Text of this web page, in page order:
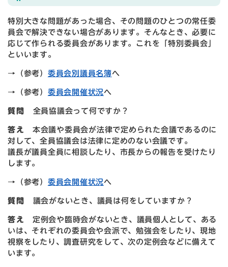
特別大きな問題があった場合、その問題のひとつの常任委
員会で解決できない場合があります。そんなとき、必要に
応じて作られる委員会があります。これを「特別委員会」
といいます。
→（参考） 委員会別議員名簿へ
→（参考） 委員会開催状況へ
質問 全員協議会って何ですか ？
答え
本会議や委員会が法律で定められた会議であるのに
対して、全員協議会は法律に定めのない会議です。
議長が議員全員に相談したり、市長からの報告を受けたり
します。
→（参考） 委員会開催状況へ
質問 議会がないとき、議員は何をしていますか？
答え
定例会や臨時会がないとき、議員個人として、ある
いは、それぞれの委員会や会派で、勉強会をしたり、現地
視察をしたり、調査研究をして、次の定例会などに備えて
います。